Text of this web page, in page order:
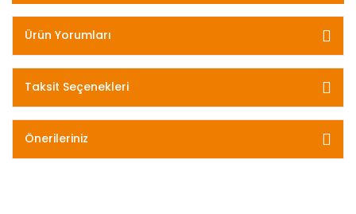
Ürün Yorumları
Taksit Seçenekleri
Önerileriniz